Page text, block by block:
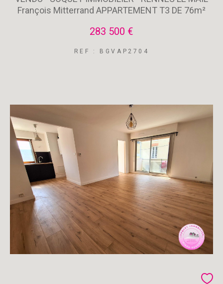
François Mitterrand APPARTEMENT T3 DE 76m²
283 500 €
REF : BGVAP2704